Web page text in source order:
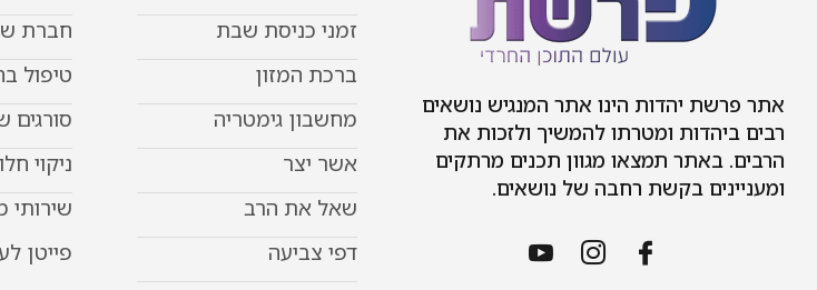
אתר פרשת יהדות הינו אתר המנגיש נושאים
רבים ביהדות ומטרתו להמשיך ולזכות את
הרבים. באתר תמצאו מגוון תכנים מרתקים
ומעניינים בקשת רחבה של נושאים.
זמני כניסת שבת
ברכת המזון
מחשבון גימטריה
אשר יצר
שאל את הרב
דפי צביעה
חברת
טיפול
סורגים
ניקוי
פייטן